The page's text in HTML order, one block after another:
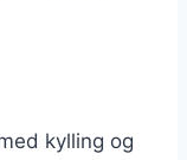
kylling og